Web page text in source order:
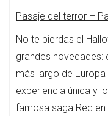
Pasaje del terror –
No te pierdas el
grandes novedades:
más largo de
experiencia única y
famosa saga Rec